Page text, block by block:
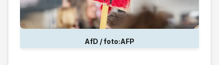
AfD / foto:AFP